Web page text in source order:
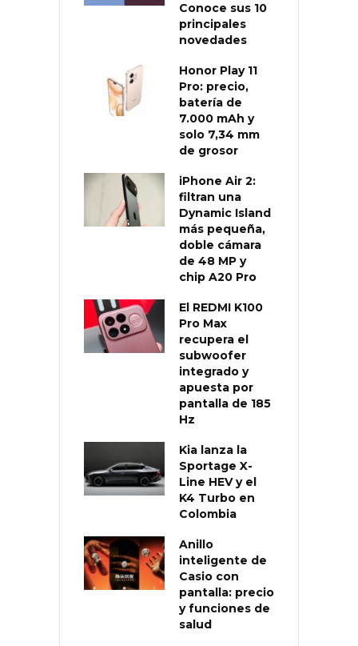
Conoce sus 10
principales
novedades
Honor Play 11
Pro: precio,
batería de
7.000 mAh y
solo 7,34 mm
de grosor
iPhone Air 2:
filtran una
Dynamic Island
más pequeña,
doble cámara
de 48 MP y
chip A20 Pro
El REDMI K100
Pro Max
recupera el
subwoofer
integrado y
apuesta por
pantalla de 185
Hz
Kia lanza la
Sportage X-
Line HEV y el
K4 Turbo en
Colombia
Anillo
inteligente de
Casio con
pantalla: precio
y funciones de
salud